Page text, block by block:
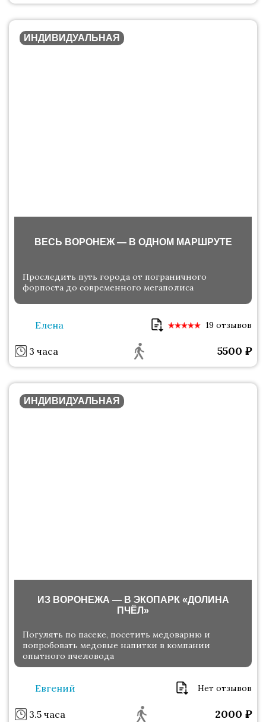
ИНДИВИДУАЛЬНАЯ
ВЕСЬ ВОРОНЕЖ — В ОДНОМ МАРШРУТЕ
Проследить путь города от пограничного
форпоста до современного мегаполиса
Елена 19 отзывов
3 часа 5500 ₽
ИНДИВИДУАЛЬНАЯ
ИЗ ВОРОНЕЖА — В ЭКОПАРК «ДОЛИНА
ПЧЁЛ»
Погулять по пасеке, посетить медоварню и
попробовать медовые напитки в компании
опытного пчеловода
Евгений Нет отзывов
3.5 часа 2000 ₽